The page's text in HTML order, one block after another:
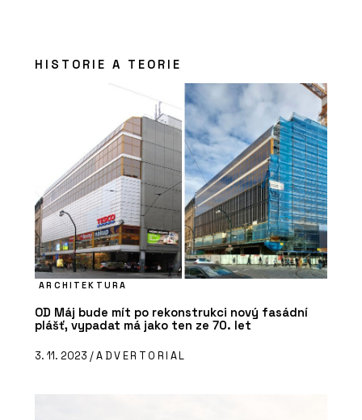
HISTORIE A TEORIE
ARCHITEKTURA
OD Máj bude mít po rekonstrukci nový fasádní
plášť, vypadat má jako ten ze 70. let
3. 11. 2023 /ADVERTORIAL